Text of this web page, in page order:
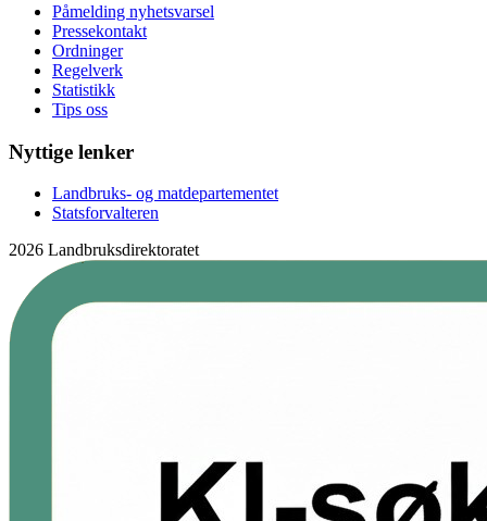
Påmelding nyhetsvarsel
Pressekontakt
Ordninger
Regelverk
Statistikk
Tips oss
Nyttige lenker
Landbruks- og matdepartementet
Statsforvalteren
2026 Landbruksdirektoratet